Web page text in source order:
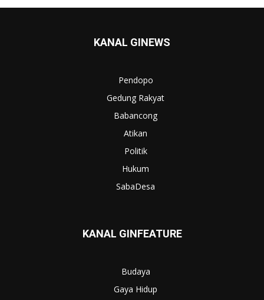
KANAL GINEWS
Pendopo
Gedung Rakyat
Babancong
Atikan
Politik
Hukum
SabaDesa
KANAL GINFEATURE
Budaya
Gaya Hidup